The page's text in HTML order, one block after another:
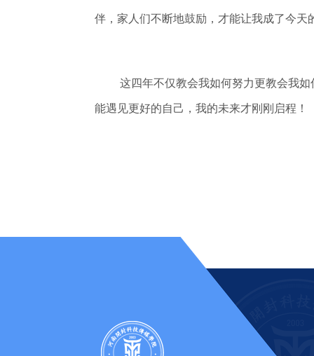
伴，家人们不断地鼓励，才能让我成了今天
这四年不仅教会我如何努力更教会我
能遇见更好的自己，我的未来才刚刚启程！